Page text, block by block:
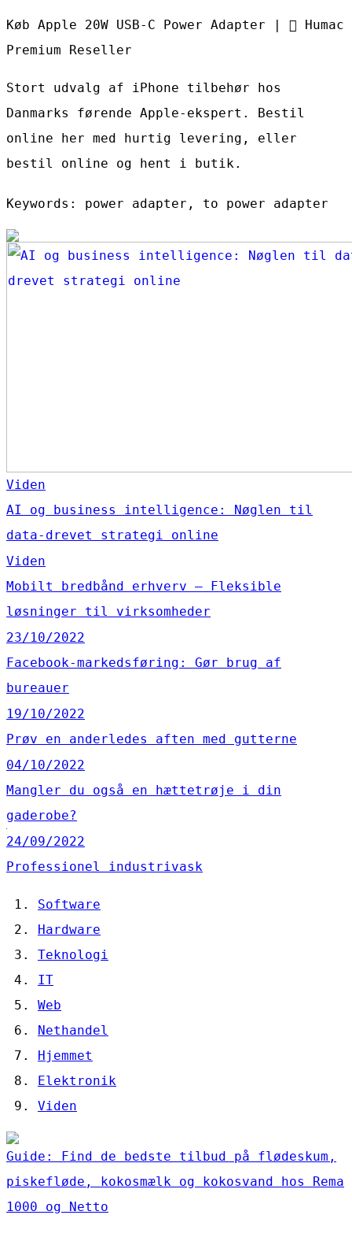
Køb Apple 20W USB-C Power Adapter |  Humac
Premium Reseller
Stort udvalg af iPhone tilbehør hos
Danmarks førende Apple-ekspert. Bestil
online her med hurtig levering, eller
bestil online og hent i butik.
Keywords: power adapter, to power adapter
Viden
AI og business intelligence: Nøglen til
data-drevet strategi online
Viden
Mobilt bredbånd erhverv – Fleksible
løsninger til virksomheder
23/10/2022
Facebook-markedsføring: Gør brug af
bureauer
19/10/2022
Prøv en anderledes aften med gutterne
04/10/2022
Mangler du også en hættetrøje i din
gaderobe?
24/09/2022
Professionel industrivask
Software
Hardware
Teknologi
IT
Web
Nethandel
Hjemmet
Elektronik
Viden
Guide: Find de bedste tilbud på flødeskum,
piskefløde, kokosmælk og kokosvand hos Rema
1000 og Netto